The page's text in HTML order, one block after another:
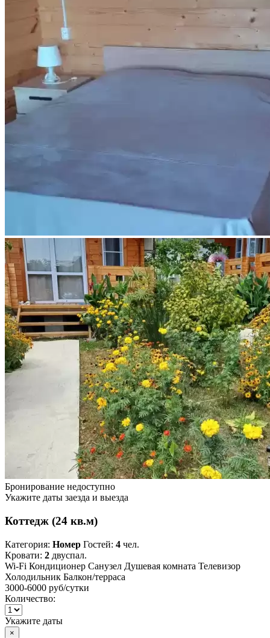
Бронирование недоступно
Укажите даты заезда и выезда
Коттедж (24 кв.м)
Категория: Номер Гостей: 4 чел.
Кровати: 2 двуспал.
Wi-Fi Кондиционер Санузел Душевая комната Телевизор
Холодильник Балкон/терраса
3000-6000 руб/сутки
Количество:
Укажите даты
×